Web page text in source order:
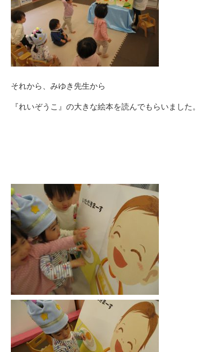
それから、みゆき先生から
『れいぞうこ』の大きな絵本を読んでもらいました。